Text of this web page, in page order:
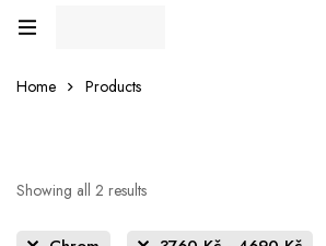
Home Products
Showing all 2 results